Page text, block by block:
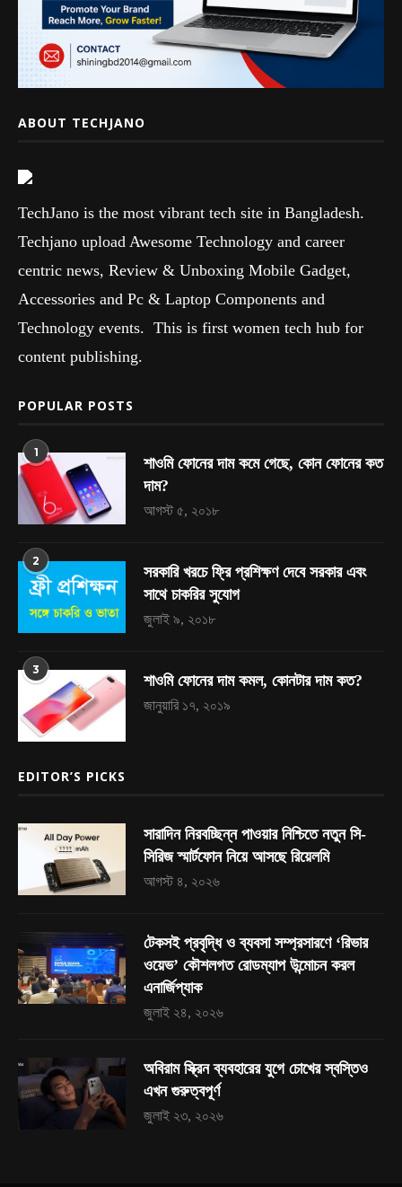
ABOUT TECHJANO
TechJano is the most vibrant tech site in Bangladesh.
Techjano upload Awesome Technology and career
centric news, Review & Unboxing Mobile Gadget,
Accessories and Pc & Laptop Components and
Technology events. This is first women tech hub for
content publishing.
POPULAR POSTS
1
শাওমি ফোনের দাম কমে গেছে, কোন ফোনের কত
দাম?
আগস্ট ৫, ২০১৮
2
সরকারি খরচে ফ্রি প্রশিক্ষণ দেবে সরকার এবং
সাথে চাকরির সুযোগ
জুলাই ৯, ২০১৮
3
শাওমি ফোনের দাম কমল, কোনটার দাম কত?
জানুয়ারি ১৭, ২০১৯
EDITOR’S PICKS
সারাদিন নিরবচ্ছিন্ন পাওয়ার নিশ্চিতে নতুন সি-
সিরিজ স্মার্টফোন নিয়ে আসছে রিয়েলমি
আগস্ট ৪, ২০২৬
টেকসই প্রবৃদ্ধি ও ব্যবসা সম্প্রসারণে ‘রিভার
ওয়েভ’ কৌশলগত রোডম্যাপ উন্মোচন করল
এনার্জিপ্যাক
জুলাই ২৪, ২০২৬
অবিরাম স্ক্রিন ব্যবহারের যুগে চোখের স্বস্তিও
এখন গুরুত্বপূর্ণ
জুলাই ২৩, ২০২৬